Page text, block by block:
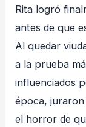
Rita logró
antes de que
Al quedar
a la prueba
influenciados
época,
el horror de